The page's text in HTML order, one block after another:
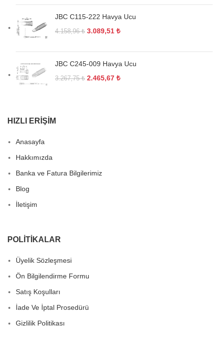
JBC C115-222 Havya Ucu
4.158,96₺ 3.089,51 ₺
JBC C245-009 Havya Ucu
3.267,75₺ 2.465,67 ₺
HIZLI ERIŞIM
Anasayfa
Hakkımızda
Banka ve Fatura Bilgilerimiz
Blog
İletişim
POLITIKALAR
Üyelik Sözleşmesi
Ön Bilgilendirme Formu
Satış Koşulları
İade Ve İptal Prosedürü
Gizlilik Politikası